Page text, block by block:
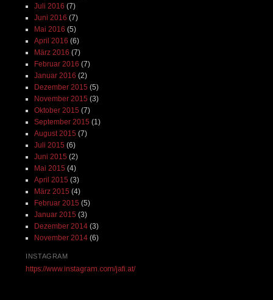
Juli 2016 (7)
Juni 2016 (7)
Mai 2016 (5)
April 2016 (6)
März 2016 (7)
Februar 2016 (7)
Januar 2016 (2)
Dezember 2015 (5)
November 2015 (3)
Oktober 2015 (7)
September 2015 (1)
August 2015 (7)
Juli 2015 (6)
Juni 2015 (2)
Mai 2015 (4)
April 2015 (3)
März 2015 (4)
Februar 2015 (5)
Januar 2015 (3)
Dezember 2014(3)
November 2014(6)
INSTAGRAM
https://www.instagram.com/jafi.at/